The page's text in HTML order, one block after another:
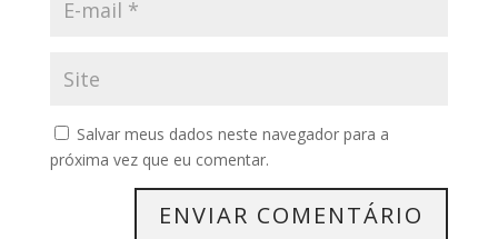
Salvar meus dados neste navegador para a
próxima vez que eu comentar.